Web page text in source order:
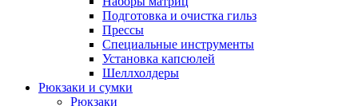
Подготовка и очистка гильз
Прессы
Специальные инструменты
Установка капсюлей
Шеллхолдеры
Рюкзаки и сумки
Рюкзаки